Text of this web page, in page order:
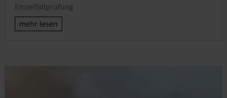
Einzelfallprüfung
mehr lesen